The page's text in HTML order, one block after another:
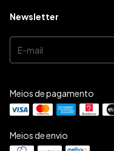
Newsletter
Meios de pagamento
Meios de envio